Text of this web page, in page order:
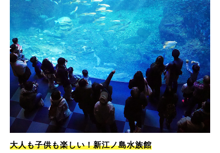
大人も子供も楽しい！新江ノ島水族館